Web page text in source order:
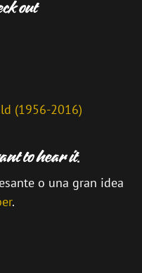
(1956-2016)
o una gran idea
.